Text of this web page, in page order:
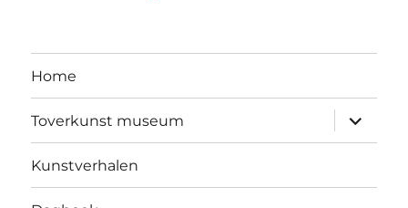
Home
Toverkunst museum
Kunstverhalen